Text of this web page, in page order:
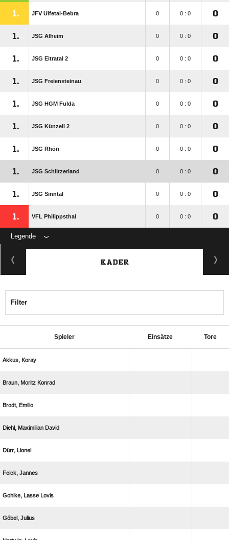
1. JFV Ulfetal-Bebra 0 0 : 0 0
1. JSG Alheim 0 0 : 0 0
1. JSG Eitratal 2 0 0 : 0 0
1. JSG Freiensteinau 0 0 : 0 0
1. JSG HGM Fulda 0 0 : 0 0
1. JSG Künzell 2 0 0 : 0 0
1. JSG Rhön 0 0 : 0 0
1. JSG Schlitzerland 0 0 : 0 0
1. JSG Sinntal 0 0 : 0 0
1. VFL Philippsthal 0 0 : 0 0
Legende
KADER
Filter
Spieler Einsätze Tore
 
  
 
  
 
 
  
 